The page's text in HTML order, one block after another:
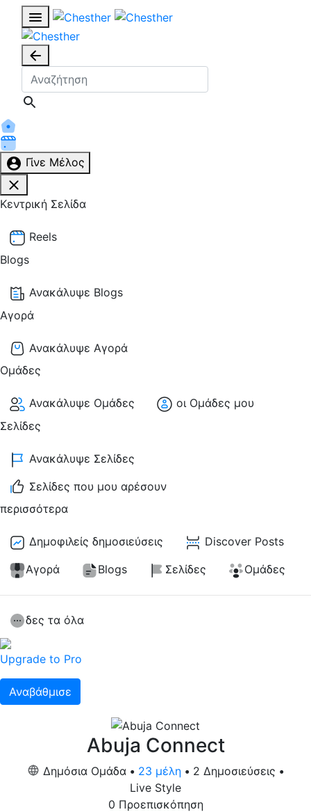
Γίνε Μέλος
Κεντρική Σελίδα
Reels
Blogs
Ανακάλυψε Blogs
Αγορά
Ανακάλυψε Αγορά
Ομάδες
Ανακάλυψε Ομάδες
οι Ομάδες μου
Σελίδες
Ανακάλυψε Σελίδες
Σελίδες που μου αρέσουν
περισσότερα
Δημοφιλείς δημοσιεύσεις
Discover Posts
Αγορά
Blogs Σελίδες Ομάδες
δες τα όλα
Upgrade to Pro
Αναβάθμισε
Abuja Connect
Δημόσια Ομάδα • 23 μέλη • 2 Δημοσιεύσεις •
Live Style
0 Προεπισκόπηση